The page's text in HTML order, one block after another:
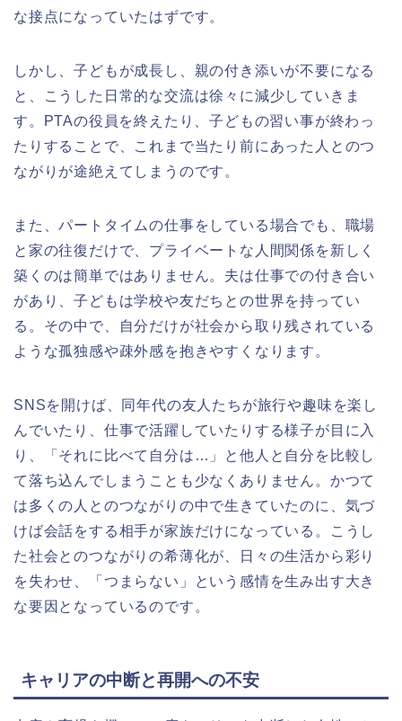
な接点になっていたはずです。
しかし、子どもが成長し、親の付き添いが不要になる
と、こうした日常的な交流は徐々に減少していきま
す。PTAの役員を終えたり、子どもの習い事が終わっ
たりすることで、これまで当たり前にあった人とのつ
ながりが途絶えてしまうのです。
また、パートタイムの仕事をしている場合でも、職場
と家の往復だけで、プライベートな人間関係を新しく
築くのは簡単ではありません。夫は仕事での付き合い
があり、子どもは学校や友だちとの世界を持ってい
る。その中で、自分だけが社会から取り残されている
ような孤独感や疎外感を抱きやすくなります。
SNSを開けば、同年代の友人たちが旅行や趣味を楽し
んでいたり、仕事で活躍していたりする様子が目に入
り、「それに比べて自分は…」と他人と自分を比較し
て落ち込んでしまうことも少なくありません。かつて
は多くの人とのつながりの中で生きていたのに、気づ
けば会話をする相手が家族だけになっている。こうし
た社会とのつながりの希薄化が、日々の生活から彩り
を失わせ、「つまらない」という感情を生み出す大き
な要因となっているのです。
キャリアの中断と再開への不安